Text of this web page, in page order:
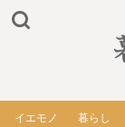
イエモノ 暮らし